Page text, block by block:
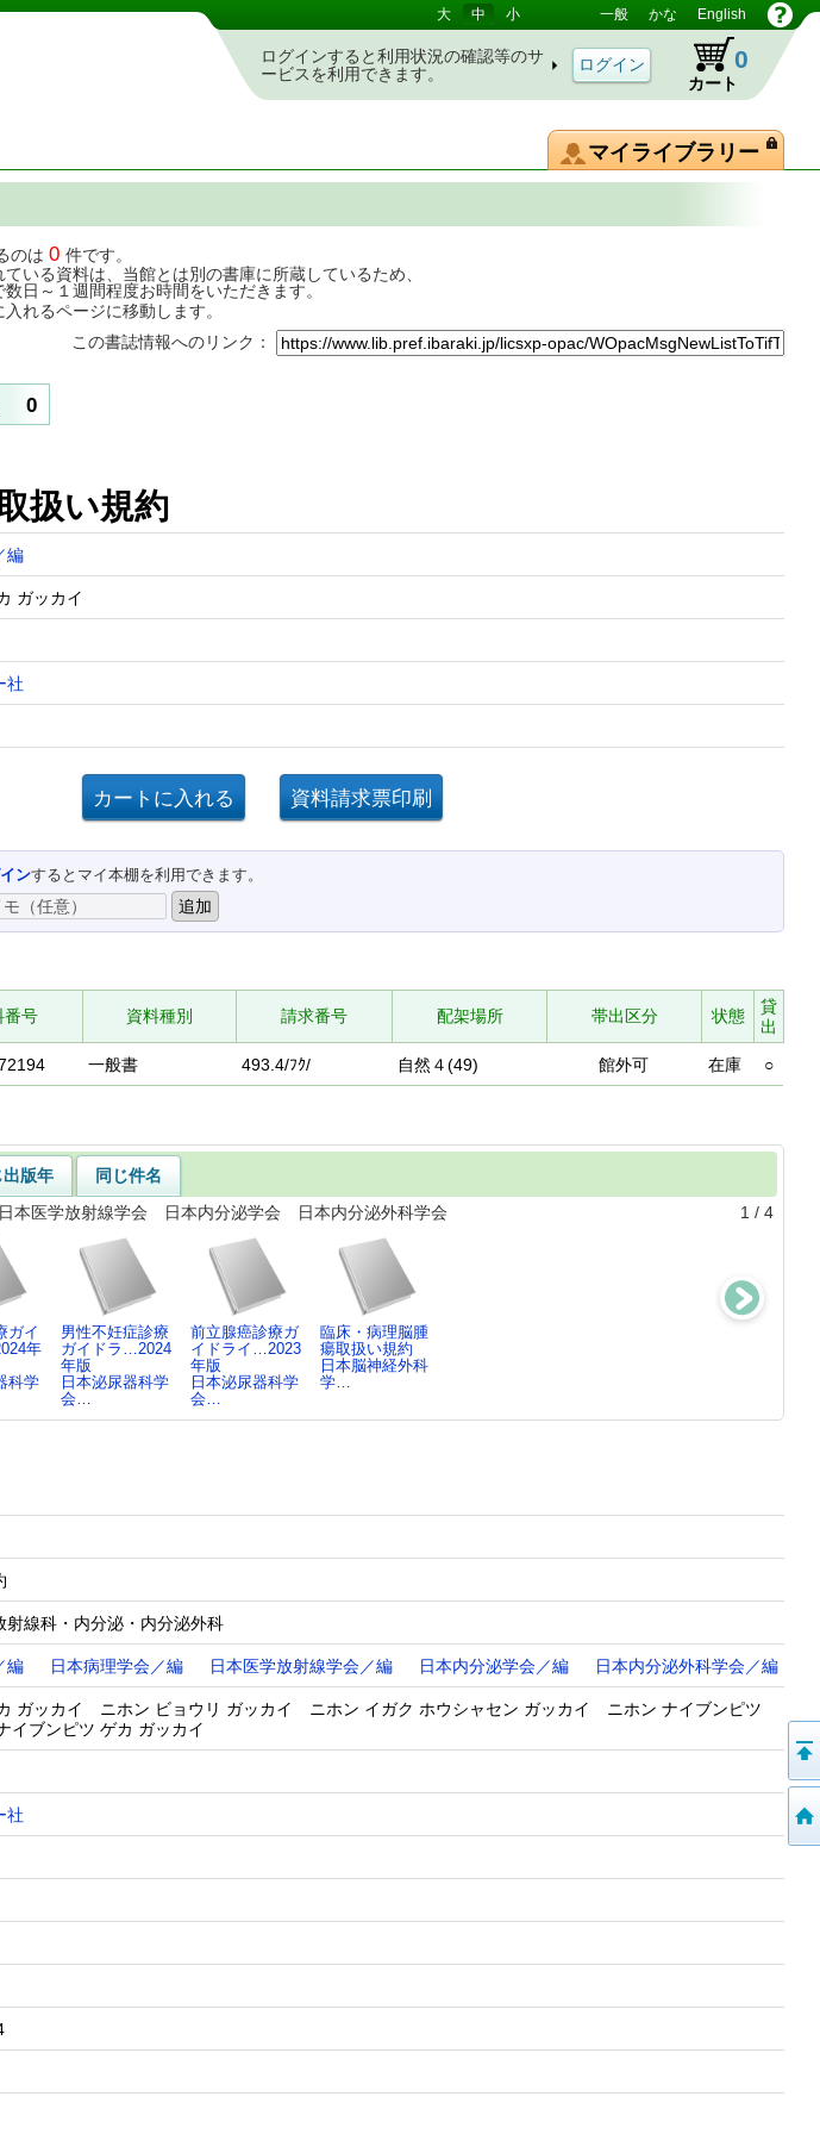
約システム 大 中 小 一般 かな English
ログインすると利用状況の確認等のサ
ービスを利用できます。
カート
0
マイライブラリー
のは 0 件です。
いる資料は、当館とは別の書庫に所蔵しているため、
日～１週間程度お時間をいただきます。
れるページに移動します。
この書誌情報へのリンク：
0
取扱い規約
編
ガッカイ
社
ンするとマイ本棚を利用できます。
番号 資料種別 請求番号 配架場所 帯出区分 状態
貸
出
一般書 493.4/ﾌｸ/ 自然４(49) 館外可 在庫 ○
出版年
同じ件名
本医学放射線学会 日本内分泌学会 日本内分泌外科学会
1 / 4
ガイ
年
科学
男性不妊症診療
ガイドラ…2024
年版
日本泌尿器科学
会…
前立腺癌診療ガ
イドライ…2023
年版
日本泌尿器科学
会…
臨床・病理脳腫
瘍取扱い規約
日本脳神経外科
学…
規約
射線科・内分泌・内分泌外科
編 日本病理学会／編 日本医学放射線学会／編 日本内分泌学会／編 日本内分泌外科学会／編
ガッカイ ニホン ビョウリ ガッカイ ニホン イガク ホウシャセン ガッカイ ニホン ナイブンピツ
ブンピツ ゲカ ガッカイ
社